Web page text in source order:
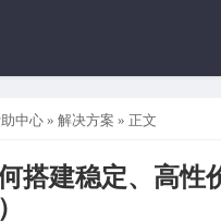
中心 » 解决方案 » 正文
搭建稳定、高性